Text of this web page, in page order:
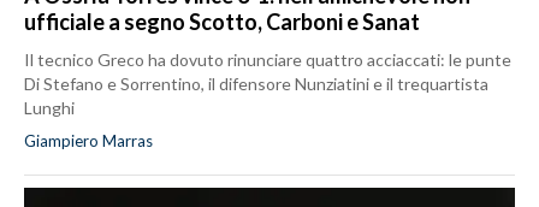
ufficiale a segno Scotto, Carboni e Sanat
Il tecnico Greco ha dovuto rinunciare quattro acciaccati: le punte
Di Stefano e Sorrentino, il difensore Nunziatini e il trequartista
Lunghi
Giampiero Marras